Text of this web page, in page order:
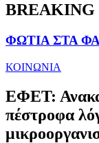
BREAKING
ΦΩΤΙΑ ΣΤΑ
ΚΟΙΝΩΝΙΑ
ΕΦΕΤ:
πέστροφα